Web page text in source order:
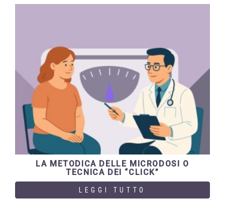
LA METODICA DELLE MICRODOSI O
TECNICA DEI “CLICK”
LEGGI TUTTO